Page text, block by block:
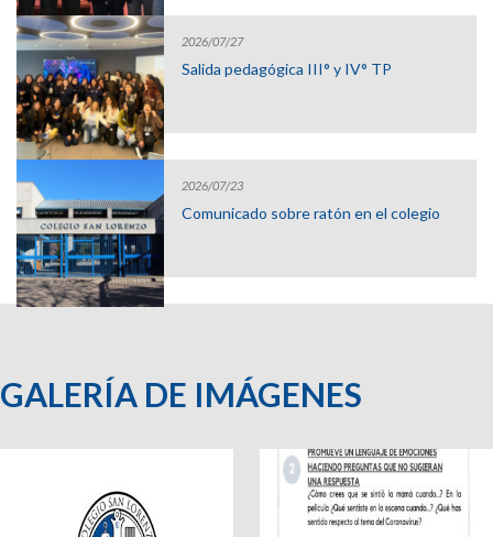
2026/07/27
Salida pedagógica III° y IV° TP
2026/07/23
Comunicado sobre ratón en el colegio
GALERÍA DE IMÁGENES